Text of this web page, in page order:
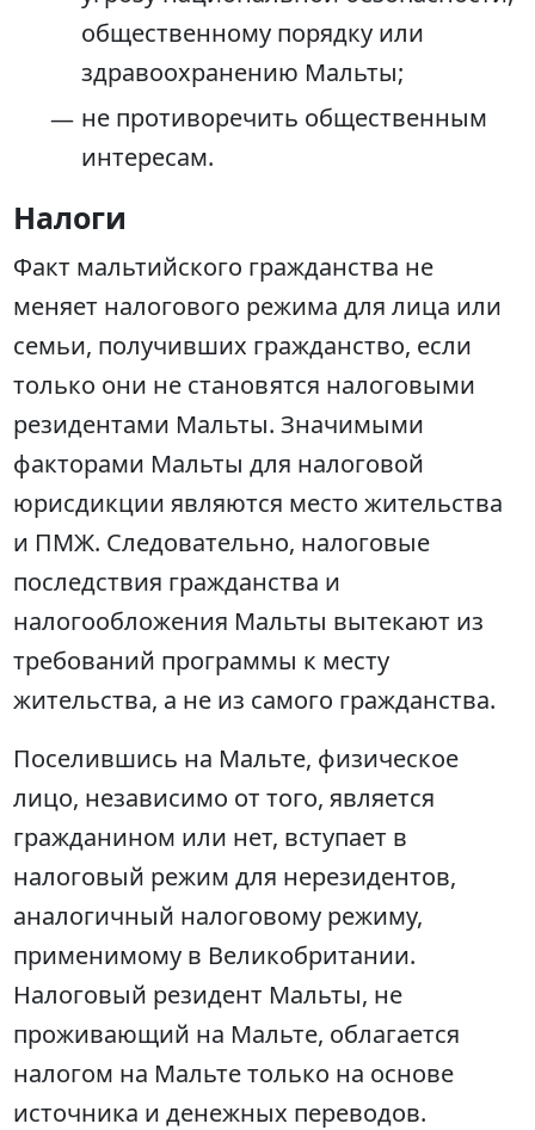
общественному порядку или
здравоохранению Мальты;
не противоречить общественным
интересам.
Налоги
Факт мальтийского гражданства не
меняет налогового режима для лица или
семьи, получивших гражданство, если
только они не становятся налоговыми
резидентами Мальты. Значимыми
факторами Мальты для налоговой
юрисдикции являются место жительства
и ПМЖ. Следовательно, налоговые
последствия гражданства и
налогообложения Мальты вытекают из
требований программы к месту
жительства, а не из самого гражданства.
Поселившись на Мальте, физическое
лицо, независимо от того, является
гражданином или нет, вступает в
налоговый режим для нерезидентов,
аналогичный налоговому режиму,
применимому в Великобритании.
Налоговый резидент Мальты, не
проживающий на Мальте, облагается
налогом на Мальте только на основе
источника и денежных переводов.